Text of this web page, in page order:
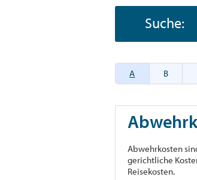
Suche:
A B
Abwehrkosten
gerichtliche
Reisekosten.